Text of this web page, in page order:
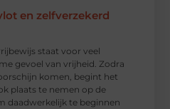
en zelfverzekerd
staat voor veel
gevoel van vrijheid. Zodra
komen, begint het
plaats te nemen op de
daadwerkelijk te beginnen